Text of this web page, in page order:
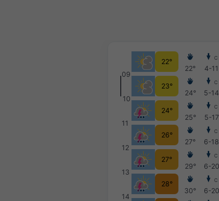
09
10
11
12
13
14
22°
23°
24°
26°
27°
28°
22°
24°
25°
27°
29°
30°
С
4-11
С
5-14
С
5-17
С
6-18
С
6-20
С
6-20